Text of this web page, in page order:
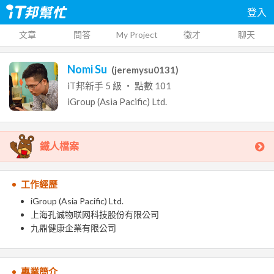
登入
文章 問答 My Project 徵才 聊天
Nomi Su (jeremysu0131)
iT邦新手 5 級 ‧ 點數 101
iGroup (Asia Pacific) Ltd.
鐵人檔案
工作經歷
iGroup (Asia Pacific) Ltd.
上海孔诚物联网科技股份有限公司
九鼎健康企業有限公司
專業簡介